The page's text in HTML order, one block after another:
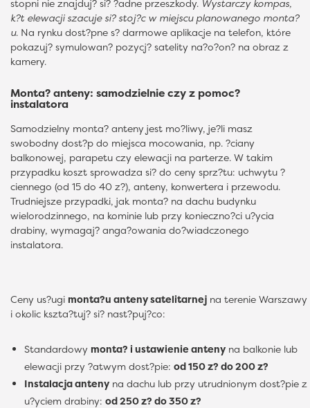
stopni nie znajduj? si? ?adne przeszkody. Wystarczy kompas,
k?t elewacji szacuje si? stoj?c w miejscu planowanego monta?
u. Na rynku dost?pne s? darmowe aplikacje na telefon, które
pokazuj? symulowan? pozycj? satelity na?o?on? na obraz z
kamery.
Monta? anteny: samodzielnie czy z pomoc?
instalatora
Samodzielny monta? anteny jest mo?liwy, je?li masz
swobodny dost?p do miejsca mocowania, np. ?ciany
balkonowej, parapetu czy elewacji na parterze. W takim
przypadku koszt sprowadza si? do ceny sprz?tu: uchwytu ?
ciennego (od 15 do 40 z?), anteny, konwertera i przewodu.
Trudniejsze przypadki, jak monta? na dachu budynku
wielorodzinnego, na kominie lub przy konieczno?ci u?ycia
drabiny, wymagaj? anga?owania do?wiadczonego
instalatora.
Ceny us?ugi monta?u anteny satelitarnej na terenie Warszawy
i okolic kszta?tuj? si? nast?puj?co:
Standardowy monta? i ustawienie anteny na balkonie lub
elewacji przy ?atwym dost?pie: od 150 z? do 200 z?
Instalacja anteny na dachu lub przy utrudnionym dost?pie z
u?yciem drabiny: od 250 z? do 350 z?